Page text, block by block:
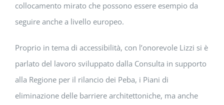
collocamento mirato che possono essere esempio da
seguire anche a livello europeo.
Proprio in tema di accessibilità, con l’onorevole Lizzi si è
parlato del lavoro sviluppato dalla Consulta in supporto
alla Regione per il rilancio dei Peba, i Piani di
eliminazione delle barriere architettoniche, ma anche